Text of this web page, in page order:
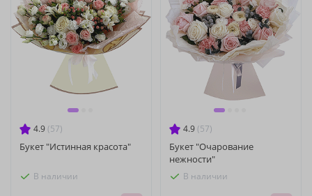
4.9 (57)
Букет "Истинная красота"
В наличии
4.9 (57)
Букет "Очарование
нежности"
В наличии